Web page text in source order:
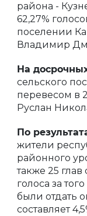
района -
62,27%
поселении
Владимир
На
сельского
перевесом в
Руслан
По
жители
районного
также 25
голоса за
были отдать
составляет